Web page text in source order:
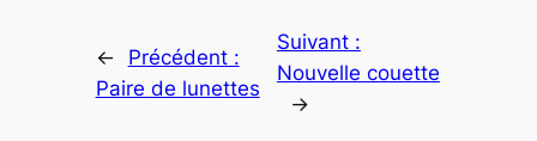
←
Précédent :
Paire de lunettes
Suivant :
Nouvelle couette
→